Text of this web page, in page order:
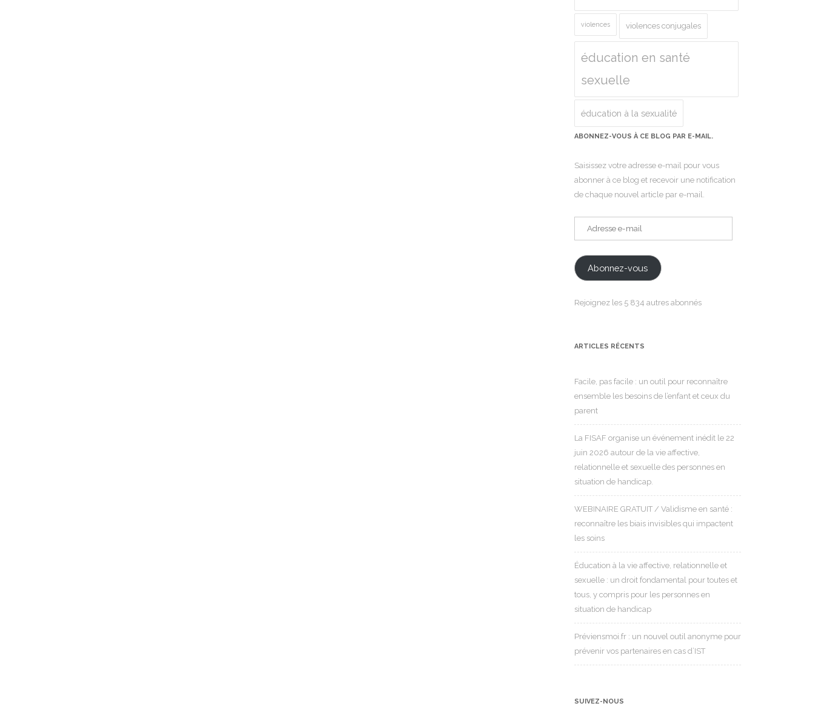
violences violences conjugales
éducation en santé
sexuelle
éducation à la sexualité
ABONNEZ-VOUS À CE BLOG PAR E-MAIL.
Saisissez votre adresse e-mail pour vous
abonner à ce blog et recevoir une notification
de chaque nouvel article par e-mail.
Adresse
e-
Abonnez-vous
Rejoignez les 5 834 autres abonnés
ARTICLES RÉCENTS
Facile, pas facile : un outil pour reconnaître
ensemble les besoins de l’enfant et ceux du
parent
La FISAF organise un événement inédit le 22
juin 2026 autour de la vie affective,
relationnelle et sexuelle des personnes en
situation de handicap.
WEBINAIRE GRATUIT / Validisme en santé :
reconnaître les biais invisibles qui impactent
les soins
Éducation à la vie affective, relationnelle et
sexuelle : un droit fondamental pour toutes et
tous, y compris pour les personnes en
situation de handicap
Préviensmoi.fr : un nouvel outil anonyme pour
prévenir vos partenaires en cas d’IST
SUIVEZ-NOUS